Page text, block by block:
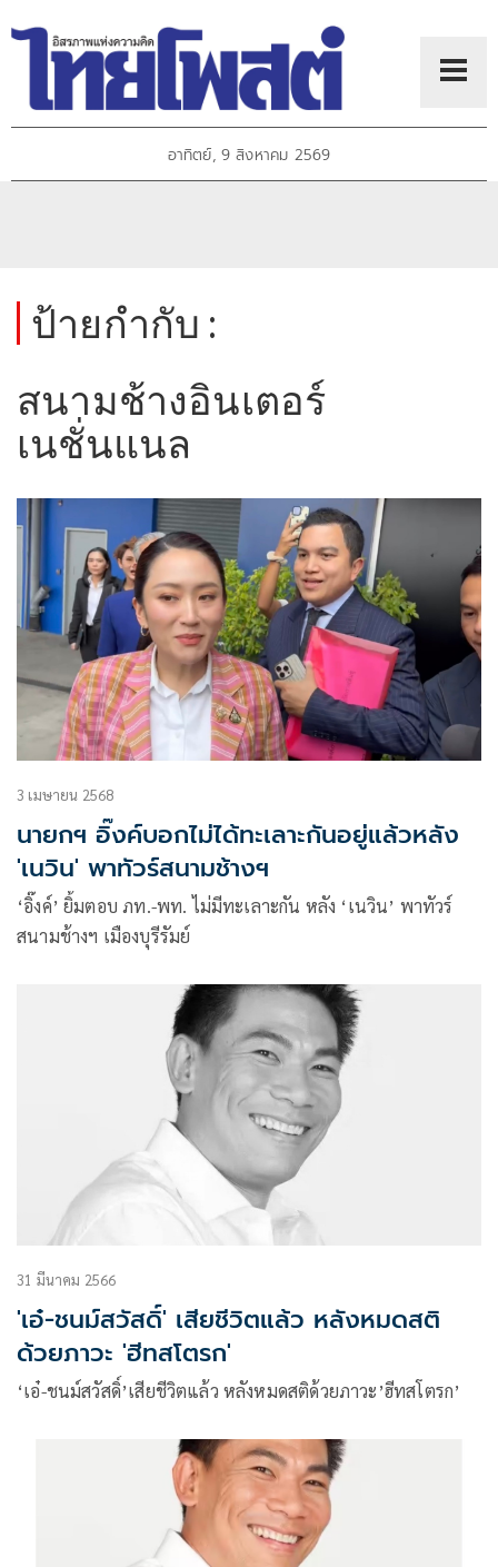
อาทิตย์, 9 สิงหาคม 2569
ป้ายกำกับ :
สนามช้างอินเตอร์
เนชั่นแนล
3 เมษายน 2568
นายกฯ อิ๊งค์บอกไม่ได้ทะเลาะกันอยู่แล้วหลัง
'เนวิน' พาทัวร์สนามช้างฯ
‘อิ๊งค์’ ยิ้มตอบ ภท.-พท. ไม่มีทะเลาะกัน หลัง ‘เนวิน’ พาทัวร์
สนามช้างฯ เมืองบุรีรัมย์
31 มีนาคม 2566
'เอ๋-ชนม์สวัสดิ์' เสียชีวิตแล้ว หลังหมดสติ
ด้วยภาวะ 'ฮีทสโตรก'
‘เอ๋-ชนม์สวัสดิ์’เสียชีวิตแล้ว หลังหมดสติด้วยภาวะ’ฮีทสโตรก’